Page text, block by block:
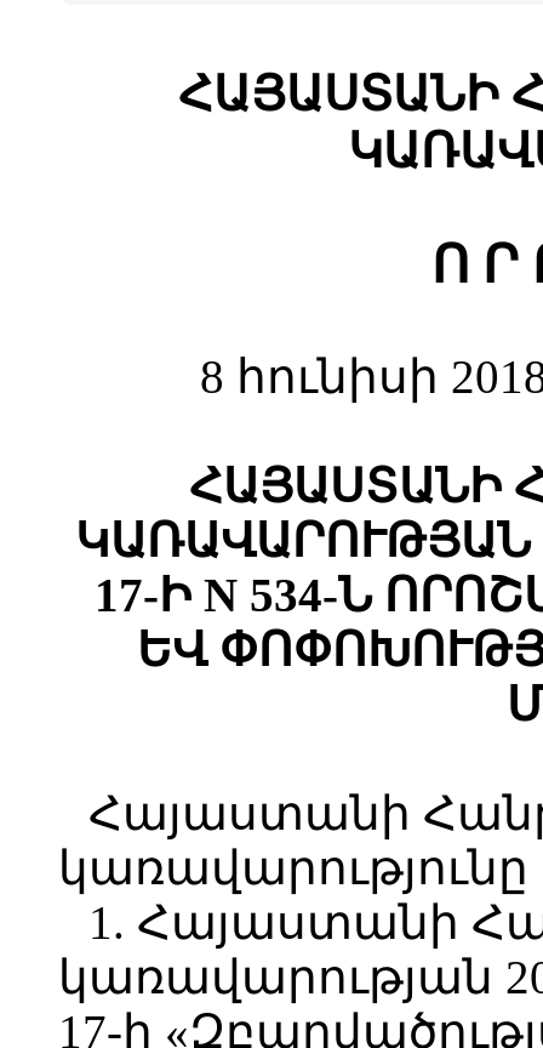
ՀԱՅԱՍՏԱՆԻ
Ո Ր
8 հունիսի
ՀԱՅԱՍՏԱՆԻ
ԿԱՌԱՎԱՐՈՒԹՅԱՆ
17-Ի N 534-Ն
ԵՎ
Հայաստանի
կառավարությունը
1. Հայաստանի
կառավարության
17-ի